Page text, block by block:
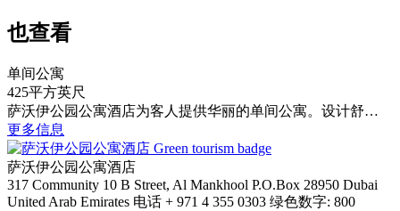
也查看
单间公寓
425平方英尺
萨沃伊公园公寓酒店为客人提供华丽的单间公寓。设计舒…
更多信息
萨沃伊公园公寓酒店
317 Community 10 B Street, Al Mankhool P.O.Box 28950 Dubai
United Arab Emirates 电话 + 971 4 355 0303 绿色数字: 800